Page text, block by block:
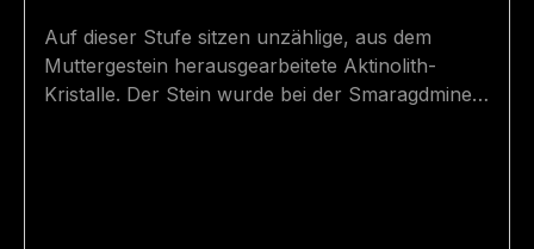
Auf dieser Stufe sitzen unzählige, aus dem
Muttergestein herausgearbeitete Aktinolith-
Kristalle. Der Stein wurde bei der Smaragdmine